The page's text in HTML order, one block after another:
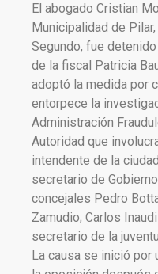
El abogado Cristian
Municipalidad de
Segundo, fue
de la fiscal Patricia
adoptó la medida por
entorpece la
Administración
Autoridad que
intendente de la
secretario de
concejales Pedro
Zamudio; Carlos
secretario de la
La causa se inició por